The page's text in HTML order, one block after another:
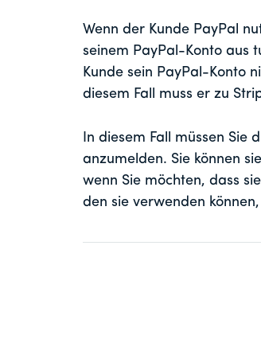
Wenn der Kunde PayPal
seinem PayPal-Konto aus
Kunde sein PayPal-Konto
diesem Fall muss er zu
In diesem Fall müssen Sie
anzumelden. Sie können
wenn Sie möchten, dass
den sie verwenden